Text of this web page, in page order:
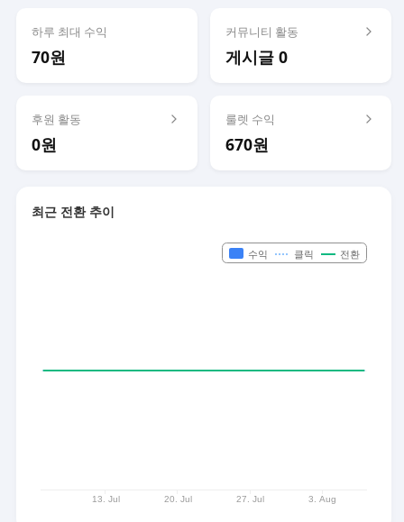
하루 최대 수익
70원
커뮤니티 활동
게시글 0
후원 활동
0원
룰렛 수익
670원
최근 전환 추이